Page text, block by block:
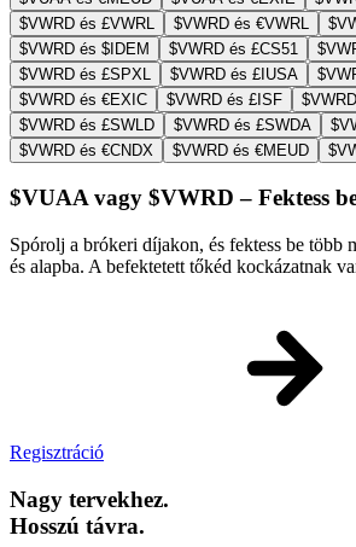
$VWRD és £VWRL
$VWRD és €VWRL
$VWRD és $IDEM
$VWRD és £CS51
$VWRD és £SPXL
$VWRD és £IUSA
$VWRD és €EXIC
$VWRD és £ISF
$VWRD és £SWLD
$VWRD és £SWDA
$VWRD és €CNDX
$VWRD és €MEUD
$VUAA vagy $VWRD – Fektess
Spórolj a brókeri díjakon, és fektess be több
és alapba. A befektetett tőkéd kockázatnak
Regisztráció
Nagy tervekhez.
Hosszú távra.